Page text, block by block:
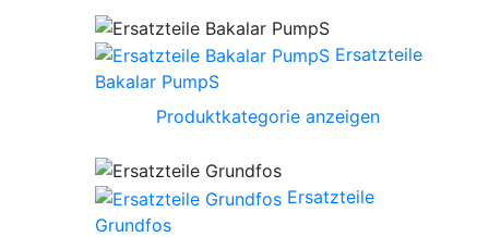
Ersatzteile
Bakalar PumpS
Produktkategorie anzeigen
Ersatzteile
Grundfos